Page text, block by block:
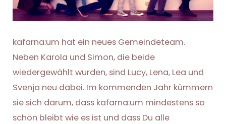
kafarna:um hat ein neues Gemeindeteam.
Neben Karola und Simon, die beide
wiedergewählt wurden, sind Lucy, Lena, Lea und
Svenja neu dabei. Im kommenden Jahr kümmern
sie sich darum, dass kafarna:um mindestens so
schön bleibt wie es ist und dass Du alle